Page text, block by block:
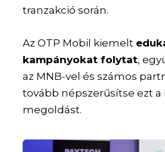
tranzakció során.
Az OTP Mobil kiemelt
kampányokat folytat,
az MNB-vel és számos
tovább népszerűsítse ezt a
megoldást.